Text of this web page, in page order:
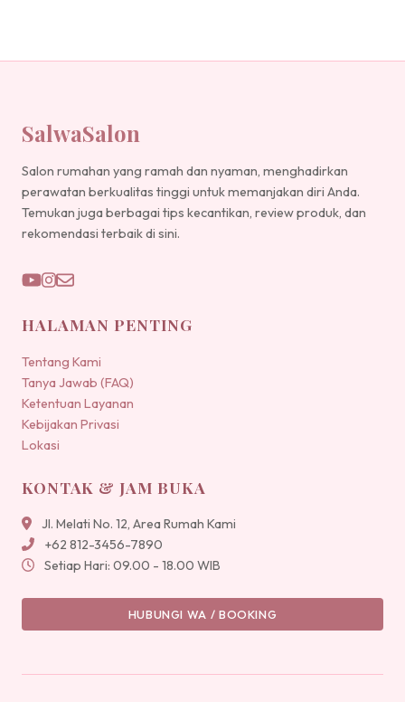
SalwaSalon
Salon rumahan yang ramah dan nyaman, menghadirkan
perawatan berkualitas tinggi untuk memanjakan diri Anda.
Temukan juga berbagai tips kecantikan, review produk, dan
rekomendasi terbaik di sini.
HALAMAN PENTING
Tentang Kami
Tanya Jawab (FAQ)
Ketentuan Layanan
Kebijakan Privasi
Lokasi
KONTAK & JAM BUKA
Jl. Melati No. 12, Area Rumah Kami
+62 812-3456-7890
Setiap Hari: 09.00 - 18.00 WIB
HUBUNGI WA / BOOKING